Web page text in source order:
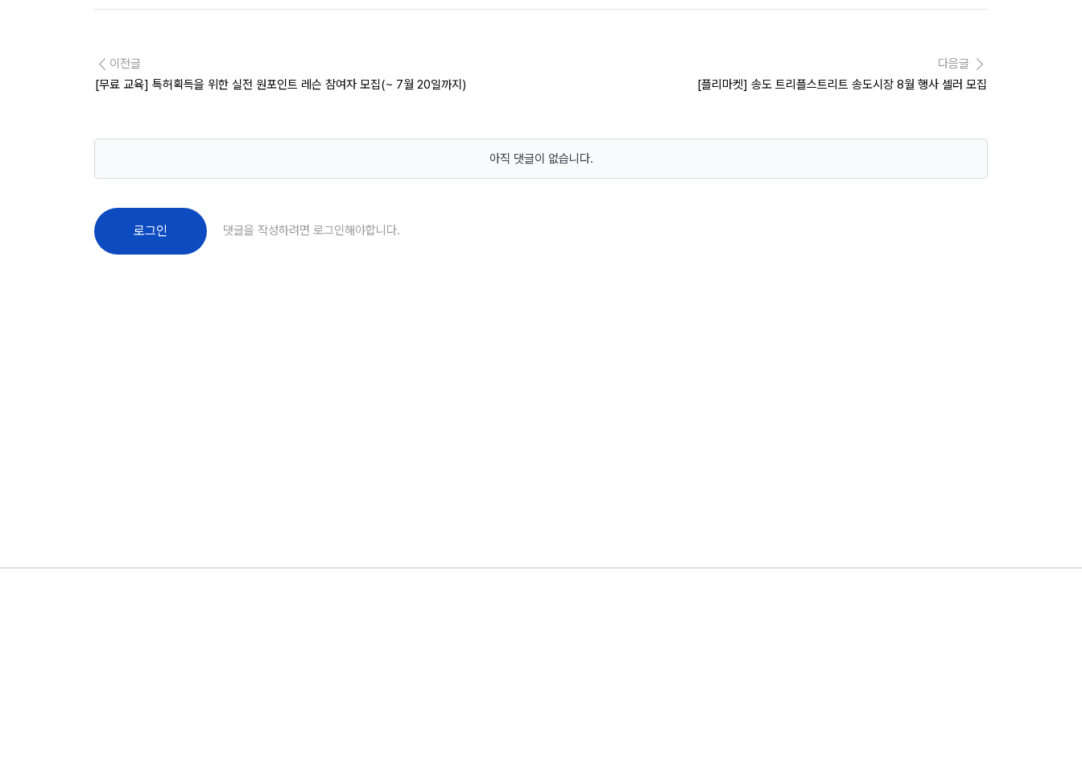
이전글
[무료 교육] 특허획득을 위한 실전 원포인트 레슨 참여자 모집(~ 7월 20일까지)
다음글
[플리마켓] 송도 트리플스트리트 송도시장 8월 행사 셀러 모집
아직 댓글이 없습니다.
로그인 댓글을 작성하려면 로그인해야합니다.